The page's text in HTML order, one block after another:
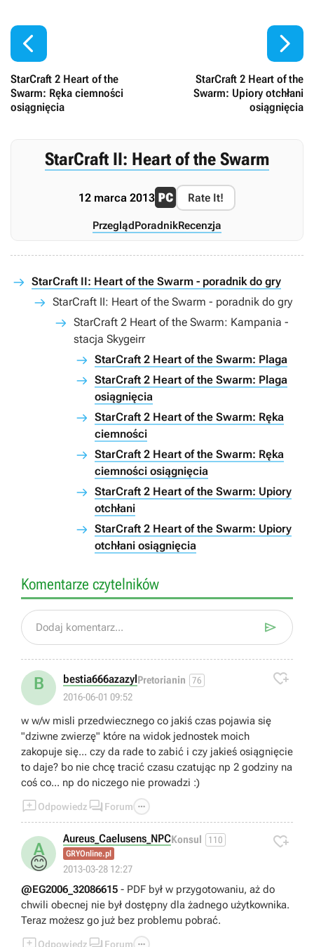

StarCraft 2 Heart of the
Swarm: Ręka ciemności
osiągnięcia
StarCraft 2 Heart of the
Swarm: Upiory otchłani
osiągnięcia

StarCraft II: Heart of the Swarm
12 marca 2013 Rate It!
PrzeglądPoradnikRecenzja
StarCraft II: Heart of the Swarm - poradnik do gry
StarCraft II: Heart of the Swarm - poradnik do gry
StarCraft 2 Heart of the Swarm: Kampania -
stacja Skygeirr
StarCraft 2 Heart of the Swarm: Plaga
StarCraft 2 Heart of the Swarm: Plaga
osiągnięcia
StarCraft 2 Heart of the Swarm: Ręka
ciemności
StarCraft 2 Heart of the Swarm: Ręka
ciemności osiągnięcia
StarCraft 2 Heart of the Swarm: Upiory
otchłani
StarCraft 2 Heart of the Swarm: Upiory
otchłani osiągnięcia
Komentarze czytelników
Dodaj komentarz... 
B bestia666azazylPretorianin 76
2016-06-01 09:52

w w/w misli przedwiecznego co jakiś czas pojawia się
"dziwne zwierzę" które na widok jednostek moich
zakopuje się... czy da rade to zabić i czy jakieś osiągnięcie
to daje? bo nie chcę tracić czasu czatując np 2 godziny na
coś co... np do niczego nie prowadzi :)
Odpowiedz  Forum 
A
😊
Aureus_Caelusens_NPCKonsul 110
GRYOnline.pl
2013-03-28 12:27

@EG2006_32086615 - PDF był w przygotowaniu, aż do
chwili obecnej nie był dostępny dla żadnego użytkownika.
Teraz możesz go już bez problemu pobrać.
Odpowiedz Forum 